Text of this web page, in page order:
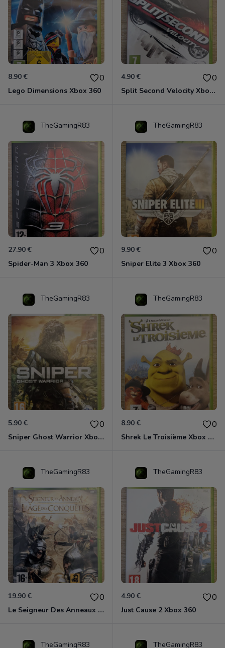
8.90 € 0
Lego Dimensions Xbox 360
4.90 € 0
Split Second Velocity Xbox 360
TheGamingR83
27.90 € 0
Spider-Man 3 Xbox 360
TheGamingR83
9.90 € 0
Sniper Elite 3 Xbox 360
TheGamingR83
5.90 € 0
Sniper Ghost Warrior Xbox 360
TheGamingR83
8.90 € 0
Shrek Le Troisième Xbox 360
TheGamingR83
19.90 € 0
Le Seigneur Des Anneaux - L'âge Des Conquêtes Xbox 360
TheGamingR83
4.90 € 0
Just Cause 2 Xbox 360
TheGamingR83 TheGamingR83